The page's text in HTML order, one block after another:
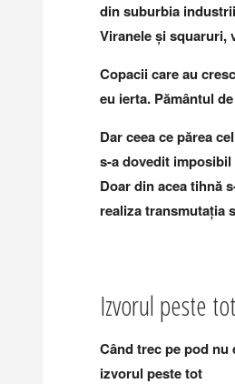
din suburbia
Viranele și squaruri,
Copacii care au
eu ierta. Pământul
Dar ceea ce părea
s-a dovedit
Doar din acea tihnă
realiza transmutația
Izvorul peste tot
Când trec pe pod nu
izvorul peste tot